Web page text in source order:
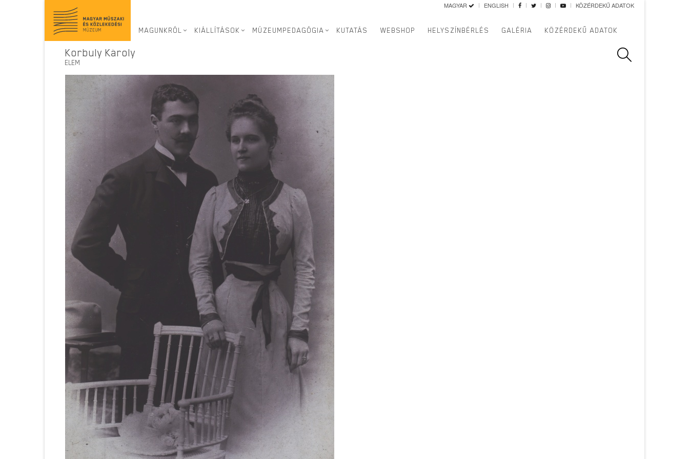
MAGYAR ENGLISH KÖZÉRDEKŰ ADATOK
MAGUNKRÓL KIÁLLÍTÁSOK MÚZEUMPEDAGÓGIA KUTATÁS WEBSHOP HELYSZÍNBÉRLÉS GALÉRIA KÖZÉRDEKŰ ADATOK
Virtuális kiállítás>
Korbuly Károly
ELEM